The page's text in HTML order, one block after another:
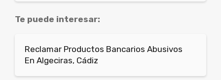
Te puede interesar:
Reclamar Productos Bancarios Abusivos
En Algeciras, Cádiz